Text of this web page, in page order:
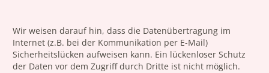
Wir weisen darauf hin, dass die Datenübertragung im
Internet (z.B. bei der Kommunikation per E-Mail)
Sicherheitslücken aufweisen kann. Ein lückenloser Schutz
der Daten vor dem Zugriff durch Dritte ist nicht möglich.